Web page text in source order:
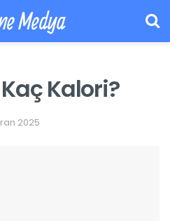
Medya
Kaç Kalori?
2025